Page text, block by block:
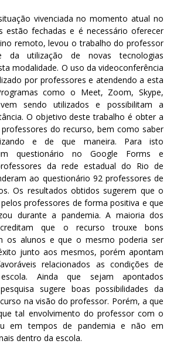
vivenciada no momento atual no
estão fechadas e é necessário oferecer
remoto, levou o trabalho do professor
da utilização de novas tecnologias
modalidade. O uso da videoconferência
por professores e atendendo a esta
como o Meet, Zoom, Skype,
sendo utilizados e possibilitam a
O objetivo deste trabalho é obter a
do recurso, bem como saber
e de que maneira. Para isto
questionário no Google Forms e
da rede estadual do Rio de
ao questionário 92 professores de
Os resultados obtidos sugerem que o
professores de forma positiva e que
durante a pandemia. A maioria dos
que o recurso trouxe bons
os alunos e que o mesmo poderia ser
junto aos mesmos, porém apontam
relacionados as condições de
Ainda que sejam apontados
sugere boas possibilidades da
na visão do professor. Porém, a que
tal envolvimento do professor com o
em tempos de pandemia e não em
dentro da escola.